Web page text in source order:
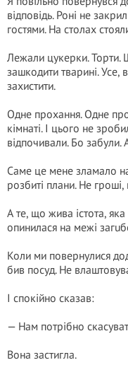
відповідь. Роні не
гостями. На столах
Лежали цукерки. Торти.
зашкодити тварині. Усе,
захистити.
Одне прохання. Одне
кімнаті. І цього не
відпочивали. Бо забули.
Саме це мене зламало
розбиті плани. Не гроші,
А те, що жива істота,
опинилася на межі
Коли ми повернулися
бив посуд. Не
І спокійно сказав:
— Нам потрібно
Вона застигла.